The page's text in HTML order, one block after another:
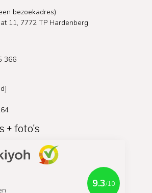
bezoekadres)
11, 7772 TP Hardenberg
366
+ foto's
9.3/10